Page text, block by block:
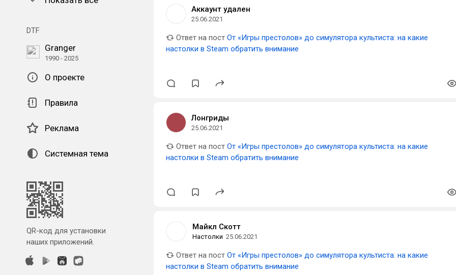
DTF
Granger
1990 - 2025
О проекте
Правила
Реклама
Системная тема
QR-код для установки
наших приложений.
Аккаунт удален
25.06.2021
Ответ на пост От «Игры престолов» до симулятора культиста: на какие
настолки в Steam обратить внимание
Лонгриды
25.06.2021
Ответ на пост От «Игры престолов» до симулятора культиста: на какие
настолки в Steam обратить внимание
Майкл Скотт
Настолки 25.06.2021
Ответ на пост От «Игры престолов» до симулятора культиста: на какие
настолки в Steam обратить внимание